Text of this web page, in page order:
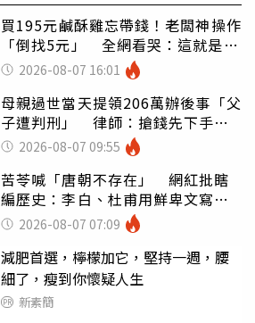
買195元鹹酥雞忘帶錢！老闆神操作
「倒找5元」 全網看哭：這就是台
灣 2026-08-07 16:01
母親過世當天提領206萬辦後事「父
子遭判刑」 律師：搶錢先下手是
罪 2026-08-07 09:55
苦苓喊「唐朝不存在」 網紅批瞎
編歷史：李白、杜甫用鮮卑文寫
詩？2026-08-07 07:09
減肥首選，檸檬加它，堅持一週，腰
細了，瘦到你懷疑人生
新素簡